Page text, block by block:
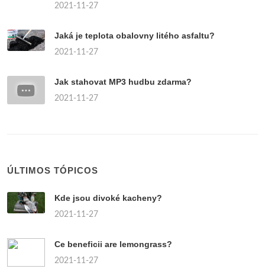
2021-11-27
Jaká je teplota obalovny litého asfaltu?
2021-11-27
Jak stahovat MP3 hudbu zdarma?
2021-11-27
ÚLTIMOS TÓPICOS
Kde jsou divoké kacheny?
2021-11-27
Ce beneficii are lemongrass?
2021-11-27